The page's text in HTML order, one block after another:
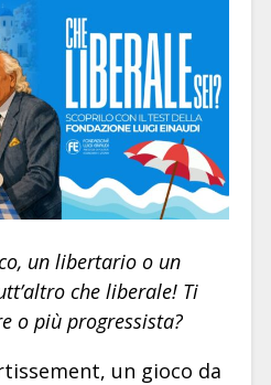
un libertario o un
che liberale! Ti
o più progressista?
un gioco da